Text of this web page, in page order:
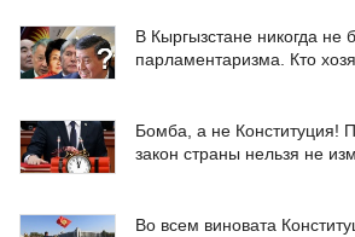
В Кыргызстане никогда не
парламентаризма. Кто
Бомба, а не Конституция!
закон страны нельзя не
Во всем виновата